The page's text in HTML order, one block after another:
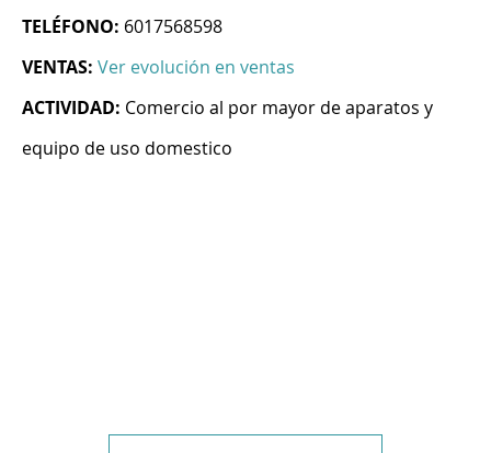
TELÉFONO: 6017568598
VENTAS: Ver evolución en ventas
ACTIVIDAD: Comercio al por mayor de aparatos y
equipo de uso domestico